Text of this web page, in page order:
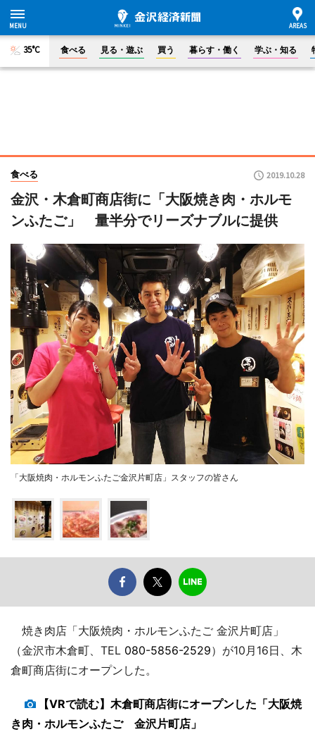
35°C 食べる 見る・遊ぶ 買う 暮らす・働く 学ぶ・知る
食べる 2019.10.28
金沢・木倉町商店街に「大阪焼き肉・ホルモ
ンふたご」 量半分でリーズナブルに提供
「大阪焼肉・ホルモンふたご金沢片町店」スタッフの皆さん
焼き肉店「大阪焼肉・ホルモンふたご 金沢片町店」
（金沢市木倉町、TEL 080-5856-2529）が10月16日、木
倉町商店街にオープンした。
【VRで読む】木倉町商店街にオープンした「大阪焼
き肉・ホルモンふたご 金沢片町店」